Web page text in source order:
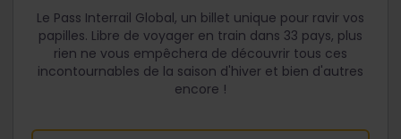
Le Pass Interrail Global, un billet unique pour ravir vos
papilles. Libre de voyager en train dans 33 pays, plus
rien ne vous empêchera de découvrir tous ces
incontournables de la saison d'hiver et bien d'autres
encore !